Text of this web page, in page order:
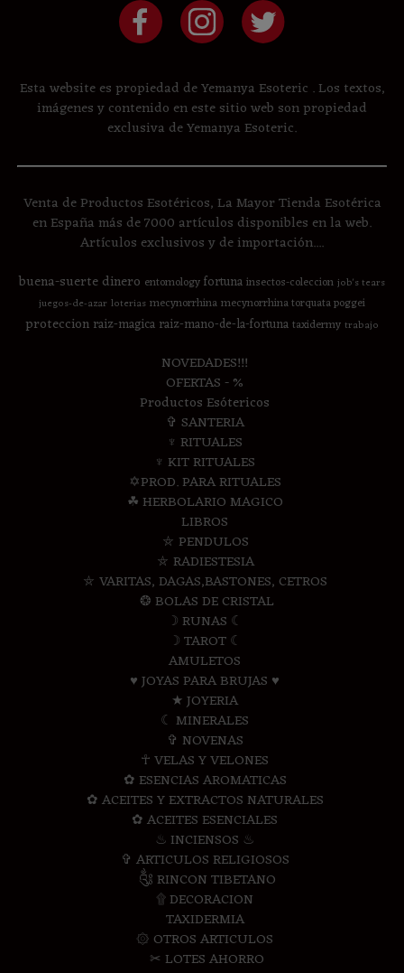
Esta website es propiedad de Yemanya Esoteric . Los textos,
imágenes y contenido en este sitio web son propiedad
exclusiva de Yemanya Esoteric.
Venta de Productos Esotéricos, La Mayor Tienda Esotérica
en España más de 7000 artículos disponibles en la web.
Artículos exclusivos y de importación....
buena-suertedinero entomologyfortunainsectos-coleccion job's tears
juegos-de-azar loterias mecynorrhinamecynorrhina torquata poggei
proteccion raiz-magica raiz-mano-de-la-fortunataxidermy trabajo
NOVEDADES!!!
OFERTAS - %
Productos Esótericos
✞ SANTERIA
♆ RITUALES
♆ KIT RITUALES
✡PROD. PARA RITUALES
☘ HERBOLARIO MAGICO
LIBROS
⛤ PENDULOS
⛤ RADIESTESIA
⛤ VARITAS, DAGAS,BASTONES, CETROS
❂ BOLAS DE CRISTAL
☽ RUNAS ☾
☽ TAROT ☾
AMULETOS
♥ JOYAS PARA BRUJAS ♥
★ JOYERIA
☾ MINERALES
✞ NOVENAS
☥ VELAS Y VELONES
✿ ESENCIAS AROMATICAS
✿ ACEITES Y EXTRACTOS NATURALES
✿ ACEITES ESENCIALES
♨ INCIENSOS ♨
✞ ARTICULOS RELIGIOSOS
༃ RINCON TIBETANO
۩ DECORACION
TAXIDERMIA
۞ OTROS ARTICULOS
✂ LOTES AHORRO